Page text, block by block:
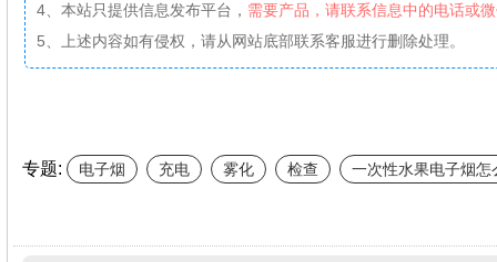
4、本站只提供信息发布平台， 需要产品，请联系信息中的电话或
5、上述内容如有侵权，请从网站底部联系客服进行删除处理。
专题: 电子烟 充电 雾化 检查 一次性水果电子烟怎